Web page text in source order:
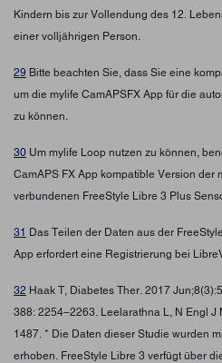
Kindern bis zur Vollendung des 12.
einer volljährigen Person.
29 Bitte beachten Sie, dass Sie eine
um die mylife CamAPSFX App für die
zu können.
30 Um mylife Loop nutzen zu können,
CamAPS FX App kompatible Version der
verbundenen FreeStyle Libre 3 Plus
31 Das Teilen der Daten aus der
App erfordert eine Registrierung bei
32 Haak T, Diabetes Ther. 2017
388: 2254–2263. Leelarathna L, N Engl J
1487. * Die Daten dieser Studie wurden
erhoben. FreeStyle Libre 3 verfügt über